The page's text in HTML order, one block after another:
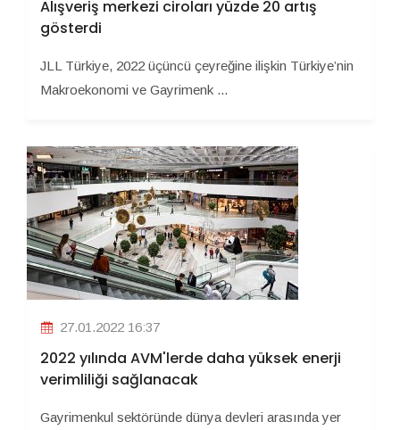
Alışveriş merkezi ciroları yüzde 20 artış
gösterdi
JLL Türkiye, 2022 üçüncü çeyreğine ilişkin Türkiye’nin
Makroekonomi ve Gayrimenk ...
27.01.2022 16:37
2022 yılında AVM'lerde daha yüksek enerji
verimliliği sağlanacak
Gayrimenkul sektöründe dünya devleri arasında yer